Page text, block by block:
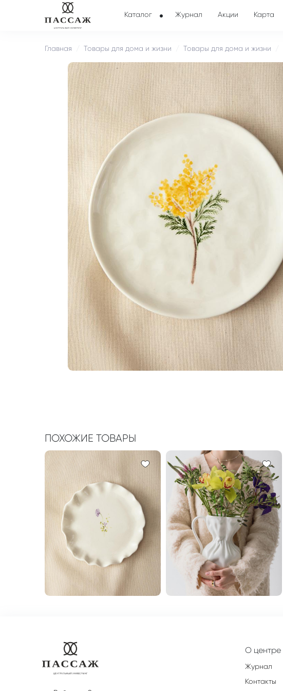
Каталог Журнал Акции Карта
Главная Товары для дома и жизни Товары для дома и жизни
ПОХОЖИЕ ТОВАРЫ
О центре
Журнал
Контакты